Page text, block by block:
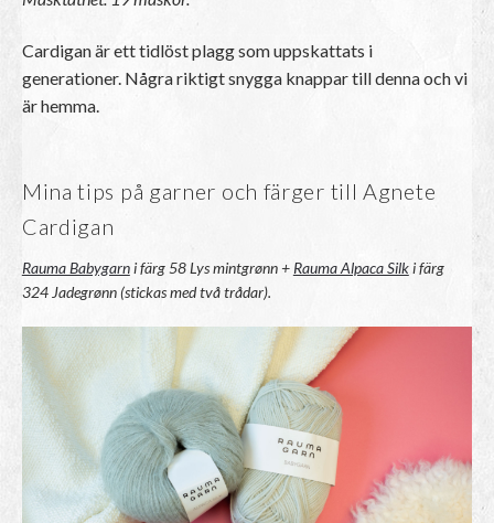
Cardigan är ett tidlöst plagg som uppskattats i
generationer. Några riktigt snygga knappar till denna och vi
är hemma.
Mina tips på garner och färger till Agnete
Cardigan
Rauma Babygarni färg 58 Lys mintgrønn + Rauma Alpaca Silki färg
324 Jadegrønn (stickas med två trådar).